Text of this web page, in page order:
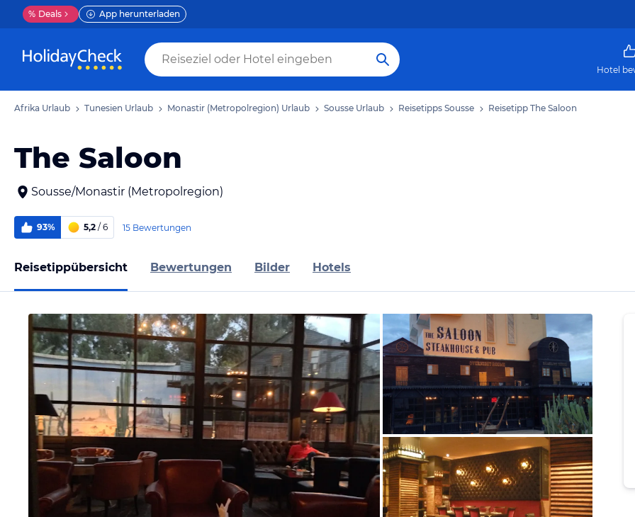
% Deals App herunterladen
Hotel
Afrika Urlaub Tunesien Urlaub Monastir (Metropolregion) Urlaub Sousse Urlaub Reisetipps Sousse Reisetipp The Saloon
The Saloon
Sousse/Monastir (Metropolregion)
93% 5,2 / 6 15 Bewertungen
Reisetippübersicht Bewertungen Bilder Hotels
Bild melden
von Stefan